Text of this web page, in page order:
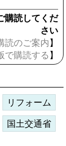
購読してくだ
さい
読のご案内 】
で購読する 】
リフォーム
国土交通省